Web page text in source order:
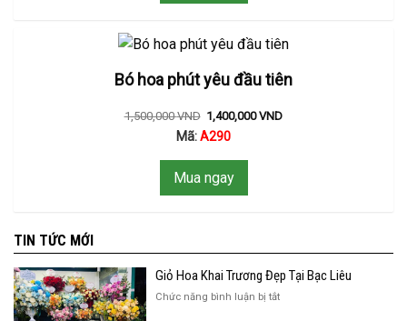
Bó hoa phút yêu đầu tiên
1,500,000VND 1,400,000VND
Mã:A290
Mua ngay
TIN TỨC MỚI
Giỏ Hoa Khai Trương Đẹp Tại Bạc Liêu
Chức năng bình luận bị tắtở